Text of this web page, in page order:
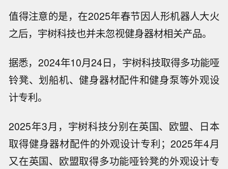
值得注意的是，在2025年春节因人形机器人大火
之后，宇树科技也并未忽视健身器材相关产品。
据悉，2024年10月24日，宇树科技取得多功能哑
铃凳、划船机、健身器材配件和健身泵等外观设
计专利。
2025年3月，宇树科技分别在英国、欧盟、日本
取得健身器材配件的外观设计专利；2025年4月
又在英国、欧盟取得多功能哑铃凳的外观设计专